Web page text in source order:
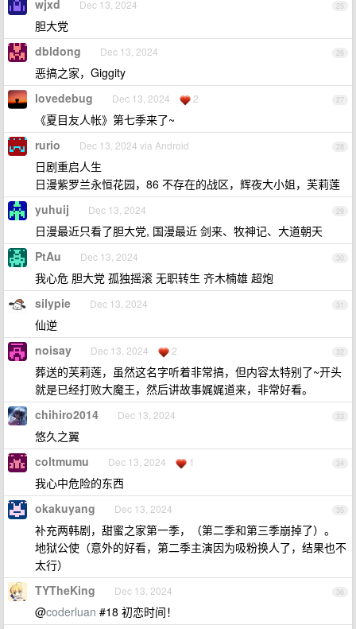
25
wjxd Dec 13, 2024
胆大党
26
dbldong Dec 13, 2024
恶搞之家，Giggity
27
lovedebug Dec 13, 2024 2
《夏目友人帐》第七季来了~
28
rurio Dec 13, 2024 via Android
日剧重启人生
日漫紫罗兰永恒花园，86 不存在的战区，辉夜大小姐，芙莉莲
29
yuhuij Dec 13, 2024
日漫最近只看了胆大党, 国漫最近 剑来、牧神记、大道朝天
30
PtAu Dec 13, 2024
我心危 胆大党 孤独摇滚 无职转生 齐木楠雄 超炮
31
silypie Dec 13, 2024
仙逆
32
noisay Dec 13, 2024 2
葬送的芙莉莲，虽然这名字听着非常搞，但内容太特别了~开头
就是已经打败大魔王，然后讲故事娓娓道来，非常好看。
33
chihiro2014 Dec 13, 2024
悠久之翼
34
coltmumu Dec 13, 2024 1
我心中危险的东西
35
okakuyang Dec 13, 2024
补充两韩剧，甜蜜之家第一季，（第二季和第三季崩掉了）。
地狱公使（意外的好看，第二季主演因为吸粉换人了，结果也不
太行）
36
TYTheKing Dec 13, 2024
@coderluan #18 初恋时间！